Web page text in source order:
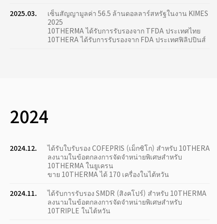
2025.03.
เซ็นสัญญามูลค่า 56.5 ล้านดอลลาร์สหรัฐในงาน KIMES
2025
10THERMA ได้รับการรับรองจาก TFDA ประเทศไทย
10THERA ได้รับการรับรองจาก FDA ประเทศฟิลิปปินส์
2024
2024.12.
ได้รับใบรับรอง COFEPRIS (เม็กซิโก) สำหรับ 10THERA
ลงนามในข้อตกลงการจัดจำหน่ายพิเศษสำหรับ
10THERMA ในยูเครน
ขาย 10THERMA ได้ 170 เครื่องในไต้หวัน
2024.11.
ได้รับการรับรอง SMDR (สิงคโปร์) สำหรับ 10THERMA
ลงนามในข้อตกลงการจัดจำหน่ายพิเศษสำหรับ
10TRIPLE ในไต้หวัน